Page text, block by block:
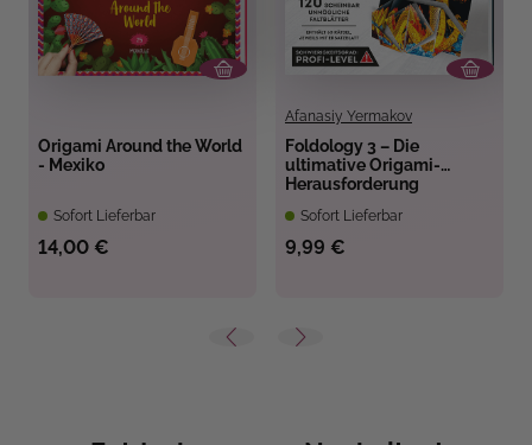
Origami Around the World
- Mexiko
Sofort Lieferbar
14,00 €
Afanasiy Yermakov
Foldology 3 – Die
ultimative Origami-
Herausforderung
Sofort Lieferbar
9,99 €